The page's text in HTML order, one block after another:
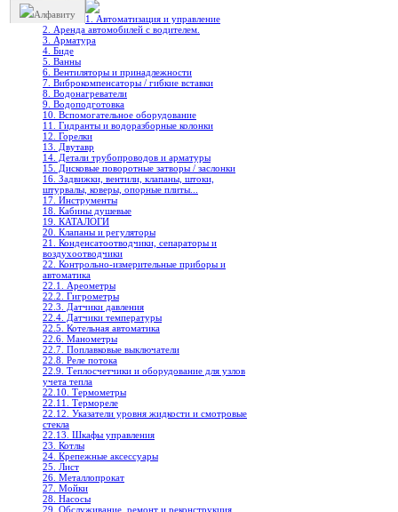
Алфавиту
1. Автоматизация и управление
2. Аренда автомобилей с водителем.
3. Арматура
4. Биде
5. Ванны
6. Вентиляторы и принадлежности
7. Виброкомпенсаторы / гибкие вставки
8. Водонагреватели
9. Водоподготовка
10. Вспомогательное оборудование
11. Гидранты и водоразборные колонки
12. Горелки
13. Двутавр
14. Детали трубопроводов и арматуры
15. Дисковые поворотные затворы / заслонки
16. Задвижки, вентили, клапаны, штоки,
штурвалы, коверы, опорные плиты...
17. Инструменты
18. Кабины душевые
19. КАТАЛОГИ
20. Клапаны и регуляторы
21. Конденсатоотводчики, сепараторы и
воздухоотводчики
22. Контрольно-измерительные приборы и
автоматика
22.1. Ареометры
22.2. Гигрометры
22.3. Датчики давления
22.4. Датчики температуры
22.5. Котельная автоматика
22.6. Манометры
22.7. Поплавковые выключатели
22.8. Реле потока
22.9. Теплосчетчики и оборудование для узлов
учета тепла
22.10. Термометры
22.11. Термореле
22.12. Указатели уровня жидкости и смотровые
стекла
22.13. Шкафы управления
23. Котлы
24. Крепежные аксессуары
25. Лист
26. Металлопрокат
27. Мойки
28. Насосы
29. Обслуживание, ремонт и реконструкция